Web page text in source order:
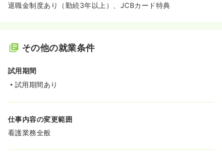
退職金制度あり（勤続3年以上）、JCBカード特典
その他の就業条件
試用期間
試用期間あり
仕事内容の変更範囲
看護業務全般